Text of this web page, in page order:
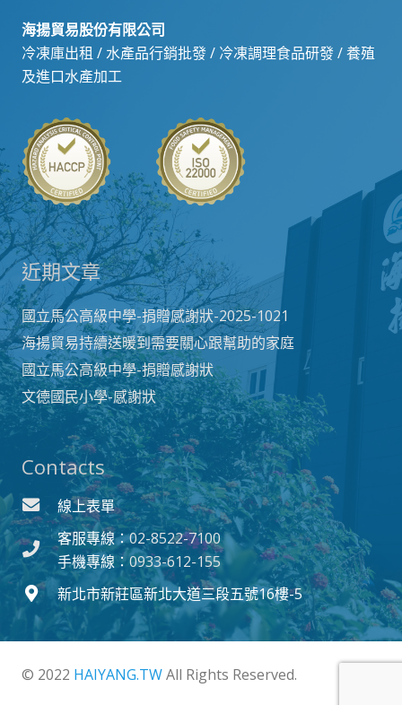
海揚貿易股份有限公司
冷凍庫出租 / 水產品行銷批發 / 冷凍調理食品研發 / 養殖
及進口水產加工
近期文章
國立馬公高級中學-捐贈感謝狀-2025-1021
海揚貿易持續送暖到需要關心跟幫助的家庭
國立馬公高級中學-捐贈感謝狀
文德國民小學-感謝狀
Contacts
線上表單
客服專線：02-8522-7100
手機專線：0933-612-155
新北市新莊區新北大道三段五號16樓-5
© 2022 HAIYANG.TWAll Rights Reserved.